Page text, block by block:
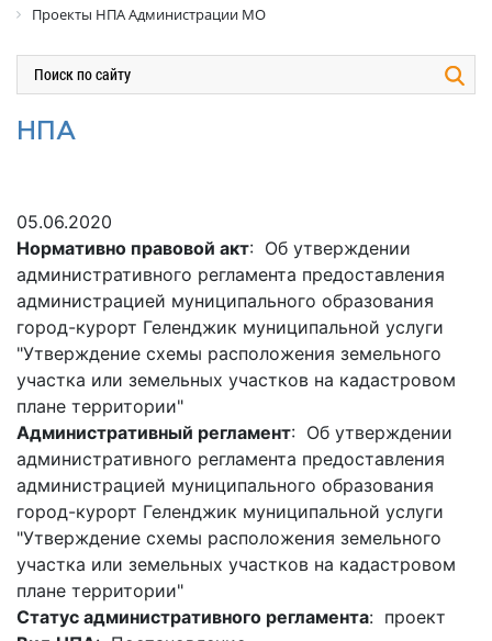
муниципального
город-
курорт
города
Территориальная
избирательная
комиссия
Геленджикcкая
Социальная
сфера
Меры
поддержки
участников
СВО
и
членов
их
семей
данных
информация
Подведомственные
организации
Статистическая
информация
АнтиНАРКО
Муниципальная
служба
Резерв
управленческих
кадров
Торги
Сведения
Депутатское
Постоянные
комиссии
и
график
заседаний
Сведения
доходах,
расходах,
об
имуществе
и
обязательствах
характера
правовых
контроль
Формы
обращений
деятельность
Архивный
отдел
Порядок
обжалования
имущество
Проекты НПА Администрации МО
НПА
05.06.2020
Нормативно правовой акт: Об утверждении
административного регламента предоставления
администрацией муниципального образования
город-курорт Геленджик муниципальной услуги
"Утверждение схемы расположения земельного
участка или земельных участков на кадастровом
плане территории"
Административный регламент: Об утверждении
административного регламента предоставления
администрацией муниципального образования
город-курорт Геленджик муниципальной услуги
"Утверждение схемы расположения земельного
участка или земельных участков на кадастровом
плане территории"
Статус административного регламента: проект